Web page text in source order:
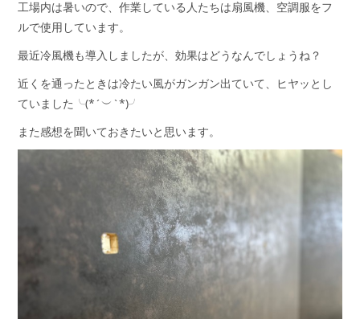
工場内は暑いので、作業している人たちは扇風機、空調服をフ
ルで使用しています。
最近冷風機も導入しましたが、効果はどうなんでしょうね？
近くを通ったときは冷たい風がガンガン出ていて、ヒヤッとし
ていました╰(*´︶`*)╯
また感想を聞いておきたいと思います。